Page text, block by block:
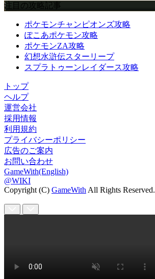
注目の攻略記事
ポケモンチャンピオンズ攻略
ぽこあポケモン攻略
ポケモンZA攻略
幻想水滸伝スターリープ
スプラトゥーンレイダース攻略
トップ
ヘルプ
運営会社
採用情報
利用規約
プライバシーポリシー
広告のご案内
お問い合わせ
GameWith(English)
@WIKI
Copyright (C) GameWith All Rights Reserved.